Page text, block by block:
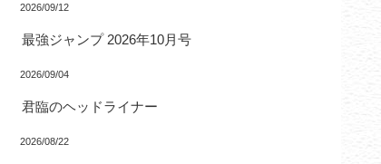
2026/09/12
最強ジャンプ 2026年10月号
2026/09/04
君臨のヘッドライナー
2026/08/22